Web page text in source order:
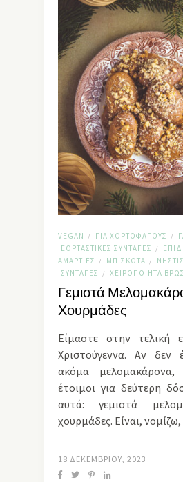
VEGAN / ΓΙΑ ΧΟΡΤΟΦΆΓΟΥΣ /
ΕΟΡΤΑΣΤΙΚΈΣ ΣΥΝΤΑΓΈΣ /
ΑΜΑΡΤΊΕΣ
/ ΜΠΙΣΚΌΤΑ /
ΣΥΝΤΑΓΈΣ / ΧΕΙΡΟΠΟΊΗΤΑ
Γεμιστά
Χουρμάδες
Είμαστε στην τελική
Χριστούγεννα. Αν δεν
ακόμα
έτοιμοι για δεύτερη
αυτά: γεμιστά
χουρμάδες. Είναι,
18 ΔΕΚΕΜΒΡΊΟΥ, 2023